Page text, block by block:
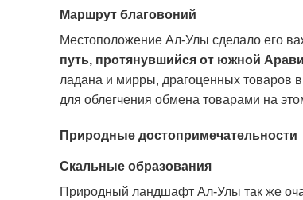
Маршрут благовоний
Местоположение Ал-Улы сделало его
путь, протянувшийся от южной
ладана и мирры, драгоценных
для облегчения обмена товарами на
Природные достопримечательности
Скальные образования
Природный ландшафт Ал-Улы так же